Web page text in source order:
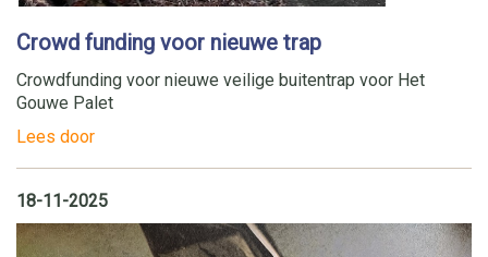
Crowd funding voor nieuwe trap
Crowdfunding voor nieuwe veilige buitentrap voor Het
Gouwe Palet
Lees door
18-11-2025